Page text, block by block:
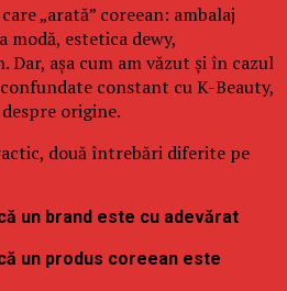
„arată” coreean: ambalaj
estetica dewy,
Dar, așa cum am văzut și în cazul
constant cu K-Beauty,
origine.
două întrebări diferite pe
un brand este cu adevărat
un produs coreean este